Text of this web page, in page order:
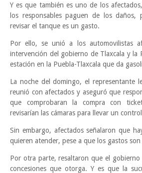
Y es que también es uno de los
los responsables paguen de los
revisar el tanque es un gasto.
Por ello, se unió a los automovilistas
intervención del gobierno de Tlaxcala y la
estación en la Puebla-Tlaxcala que da
La noche del domingo, el representante
reunió con afectados y aseguró que
que comprobaran la compra con
revisarían las cámaras para llevar un
Sin embargo, afectados señalaron que
quieren atender, pese a que los gastos son
Por otra parte, resaltaron que el gobierno
concesiones que otorga. Y es que la